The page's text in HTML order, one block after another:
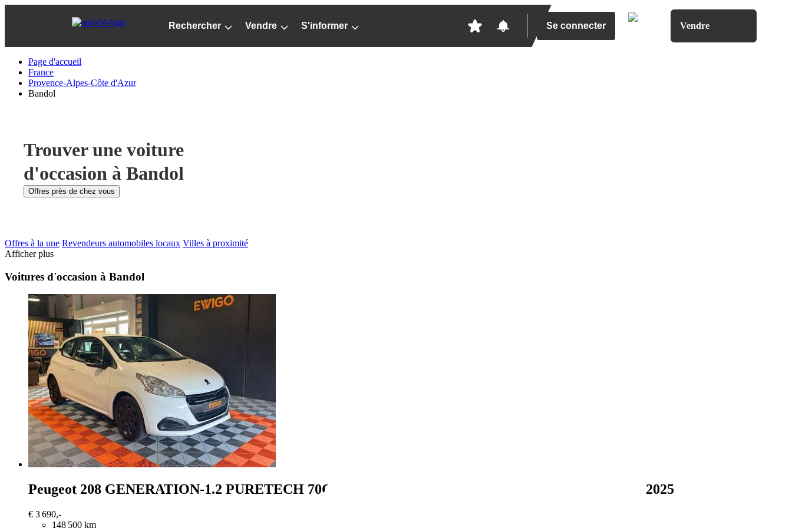
Rechercher Vendre S'informer Se connecter Vendre
Page d'accueil
France
Provence-Alpes-Côte d'Azur
Bandol
Trouver une voiture
d'occasion à Bandol
Offres près de chez vous
Offres à la une Revendeurs automobiles locaux Villes à proximité
Afficher plus
Voitures d'occasion à Bandol
Peugeot 208 GENERATION-1.2 PURETECH 70Ch LIKE CLIMATISATION COURROIE CHANGÉ 2025
€ 3 690,-
148 500 km